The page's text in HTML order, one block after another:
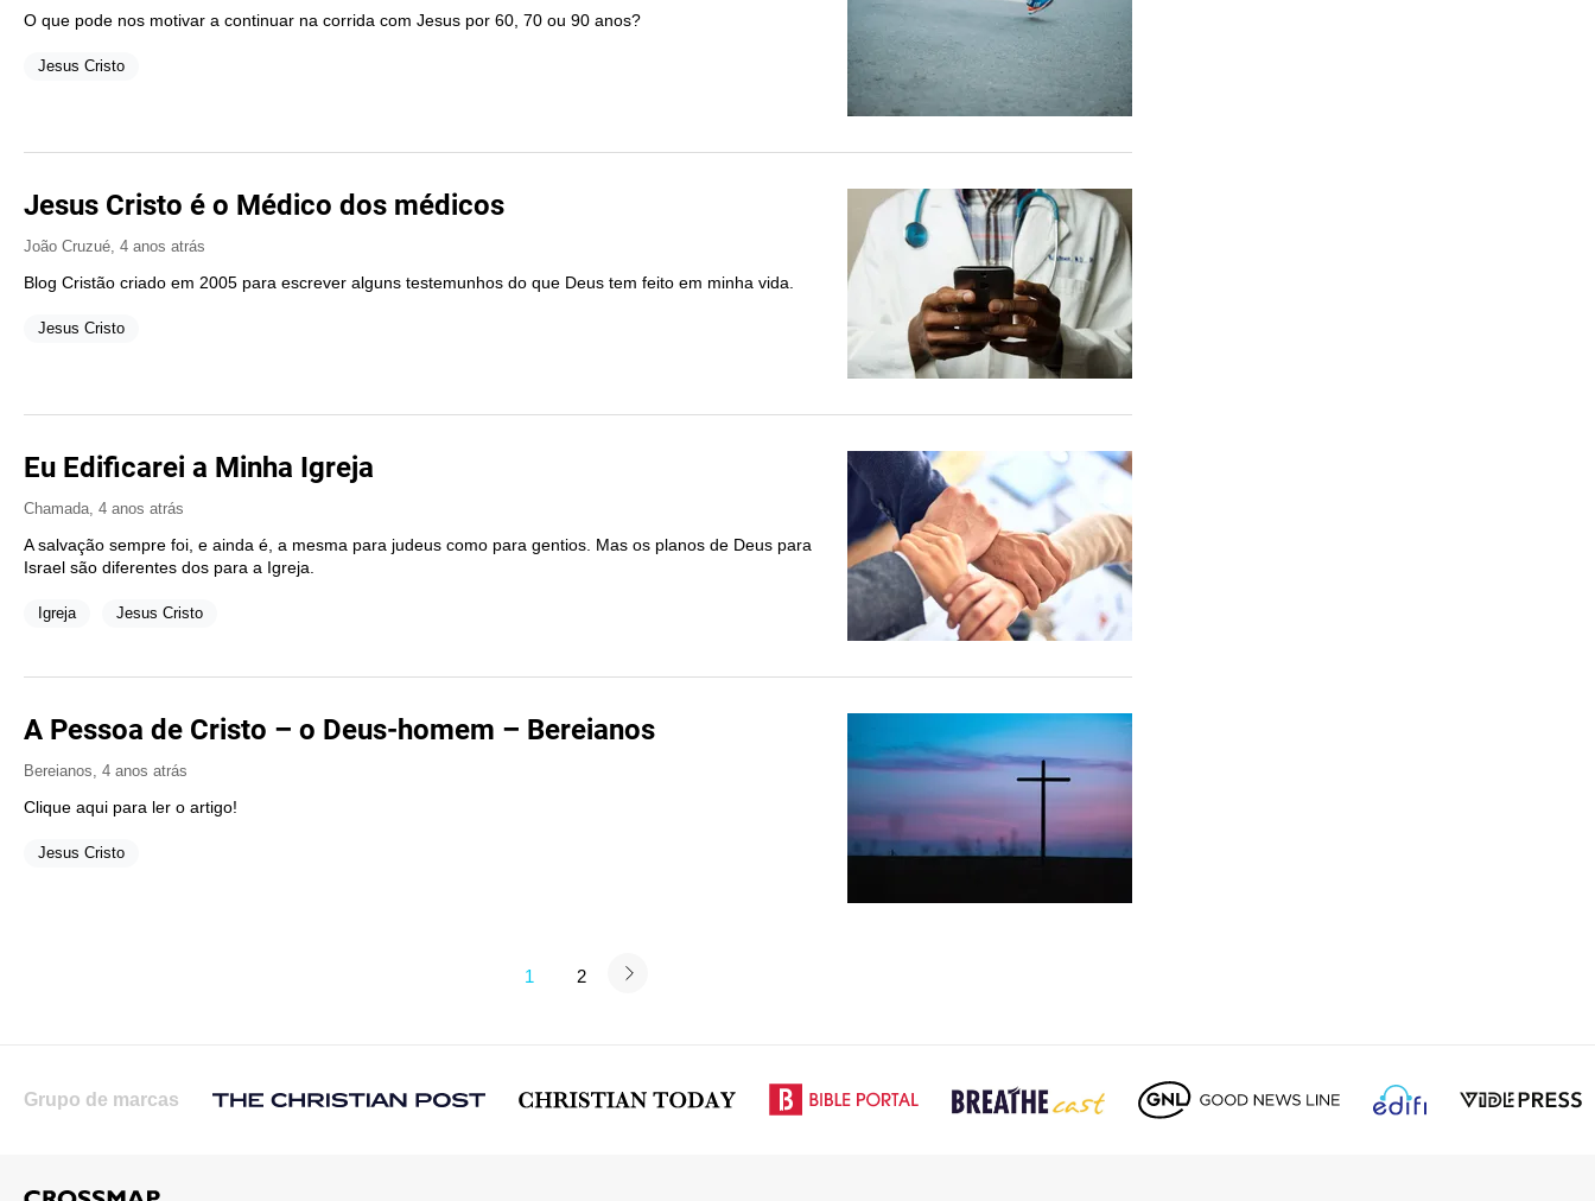
O que pode nos motivar a continuar na corrida com Jesus por 60, 70 ou 90 anos?
Jesus Cristo
Jesus Cristo é o Médico dos médicos
João Cruzué 4 anos atrás
Blog Cristão criado em 2005 para escrever alguns testemunhos do que Deus tem feito em minha vida.
Jesus Cristo
Eu Edificarei a Minha Igreja
Chamada 4 anos atrás
A salvação sempre foi, e ainda é, a mesma para judeus como para gentios. Mas os planos de Deus para
Israel são diferentes dos para a Igreja.
Igreja Jesus Cristo
A Pessoa de Cristo – o Deus-homem – Bereianos
Bereianos 4 anos atrás
Clique aqui para ler o artigo!
Jesus Cristo
1 2
Grupo de marcas